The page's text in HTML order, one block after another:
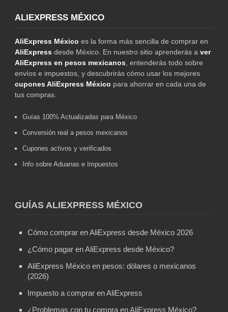
ALIEXPRESS MÉXICO
AliExpress México es la forma más sencilla de comprar en
AliExpress desde México. En nuestro sitio aprenderás a ver
AliExpress en pesos mexicanos , entenderás todo sobre
envíos e impuestos, y descubrirás cómo usar los mejores
cupones AliExpress México para ahorrar en cada una de
tus compras.
Guías 100% Actualizadas para México
Conversión real a pesos mexicanos
Cupones activos y verificados
Info sobre Aduanas e Impuestos
GUÍAS ALIEXPRESS MÉXICO
Cómo comprar en AliExpress desde México 2026
¿Cómo pagar en AliExpress desde México?
AliExpress México en pesos: dólares o mexicanos
(2026)
Impuesto a comprar en AliExpress
¿Problemas con tu compra en AliExpress México?